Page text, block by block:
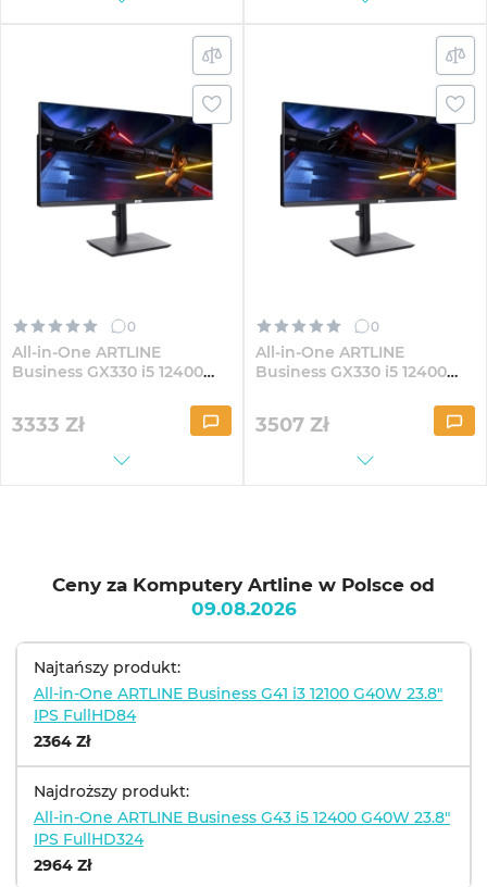
0
All-in-One ARTLINE
Business GX330 i5 12400
3333 Zł
0
All-in-One ARTLINE
Business GX330 i5 12400
3507 Zł
Ceny za Komputery Artline w Polsce od
09.08.2026
Najtańszy produkt:
All-in-One ARTLINE Business G41 i3 12100 G40W 23.8"
IPS FullHD84
2364 Zł
Najdroższy produkt:
All-in-One ARTLINE Business G43 i5 12400 G40W 23.8"
IPS FullHD324
2964 Zł